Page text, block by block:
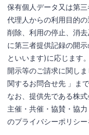
保有個人データ又は第
代理人からの利用目的
削除、利用の停止、消
に第三者提供記録の開
といいます)に応じます。
開示等のご請求に関し
関するお問合せ先 」ま
なお、提供先である株
主催・共催・協賛・協
のプライバシーポリシー